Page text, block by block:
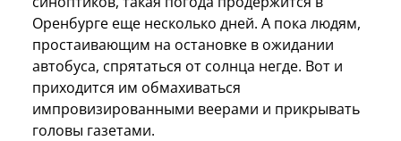
Оренбурге еще несколько дней. А пока людям,
простаивающим на остановке в ожидании
автобуса, спрятаться от солнца негде. Вот и
приходится им обмахиваться
импровизированными веерами и прикрывать
головы газетами.